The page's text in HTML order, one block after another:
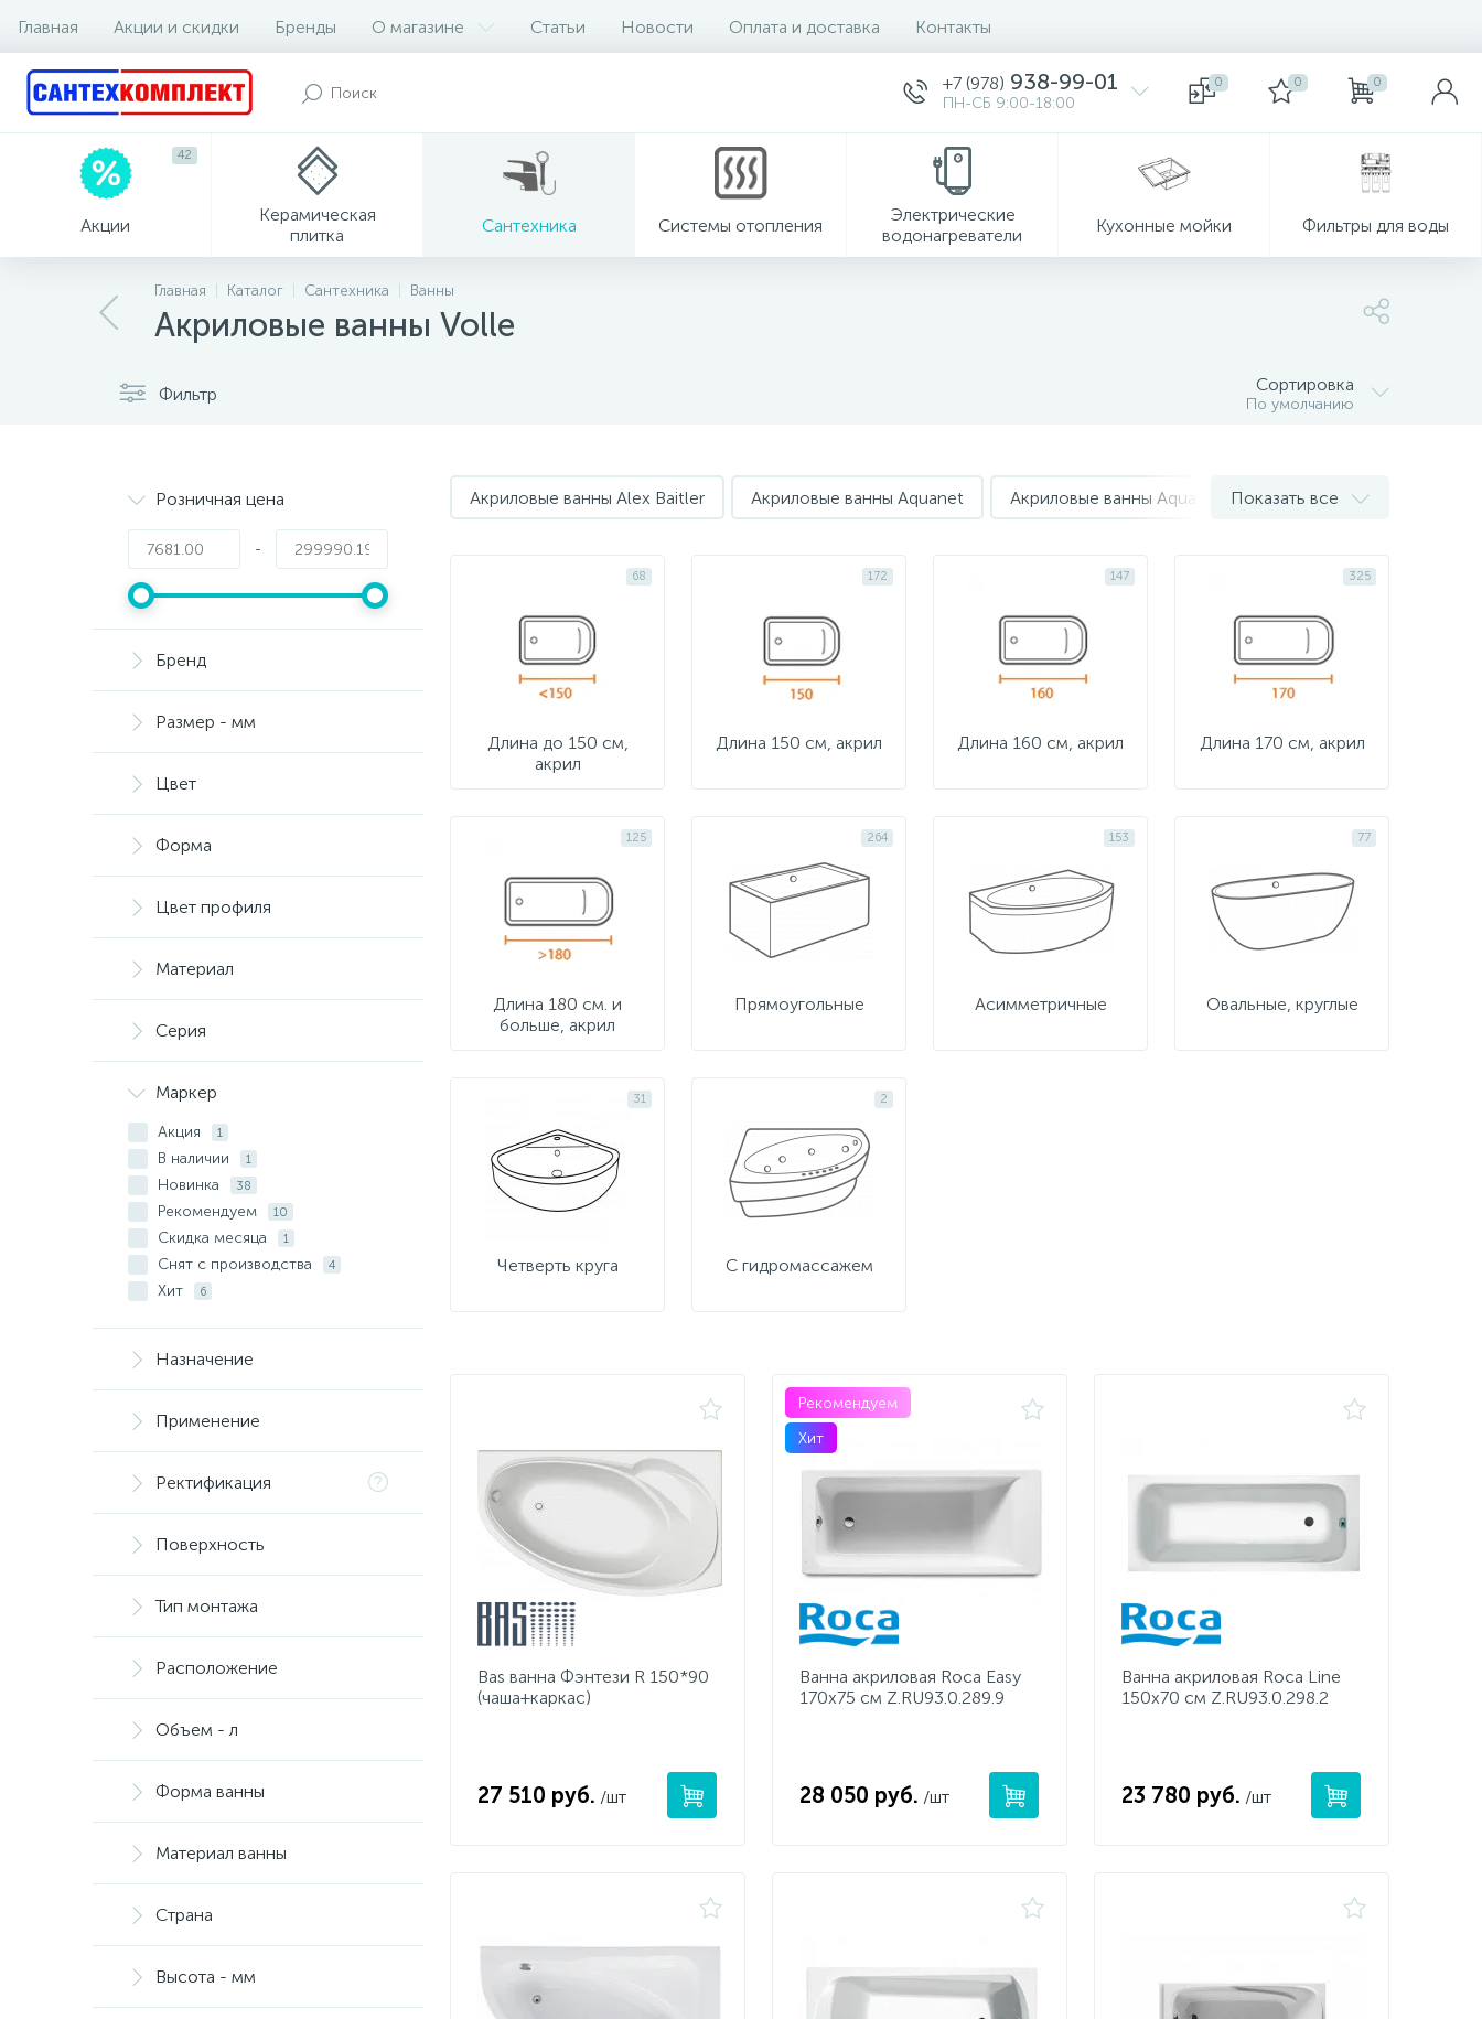
Главная Акции и скидки Бренды О магазине Статьи Новости Оплата и доставка Контакты
+7 (978) 938-99-01
ПН-СБ 9:00-18:00
0 0 0
Акции
42
Керамическая
плитка
Сантехника Системы отопления
Электрические
водонагреватели
Кухонные мойки Фильтры для воды
Главная Каталог Сантехника Ванны
Акриловые ванны Volle
Фильтр Сортировка
По умолчанию
Розничная цена
-
Бренд
Размер - мм
Цвет
Форма
Цвет профиля
Материал
Серия
Маркер
Акция 1
В наличии 1
Новинка 38
Рекомендуем 10
Скидка месяца 1
Снят с производства 4
Хит 6
Назначение
Применение
Ректификация
Поверхность
Тип монтажа
Расположение
Объем - л
Форма ванны
Материал ванны
Страна
Высота - мм
Акриловые ванны Alex Baitler Акриловые ванны Aquanet Акриловые ванны Aquatek Акриловые ванны Azario
Показать все
68
Длина до 150 см,
акрил
172
Длина 150 см, акрил
147
Длина 160 см, акрил
325
Длина 170 см, акрил
125
Длина 180 см. и
больше, акрил
264
Прямоугольные
153
Асимметричные
77
Овальные, круглые
31
Четверть круга
2
С гидромассажем
Bas ванна Фэнтези R 150*90
(чаша+каркас)
27 510 руб. /шт
Рекомендуем
Хит
Ванна акриловая Roca Easy
170х75 см Z.RU93.0.289.9
28 050 руб. /шт
Ванна акриловая Roca Line
150x70 см Z.RU93.0.298.2
23 780 руб. /шт